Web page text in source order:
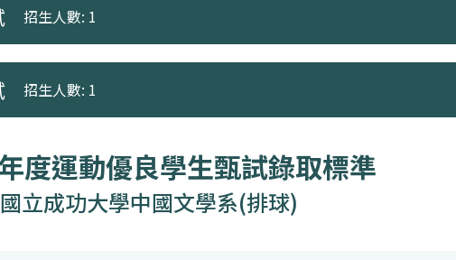
招生人數: 1
招生人數: 1
度運動優良學生甄試錄取標準
國立成功大學中國文學系(排球)